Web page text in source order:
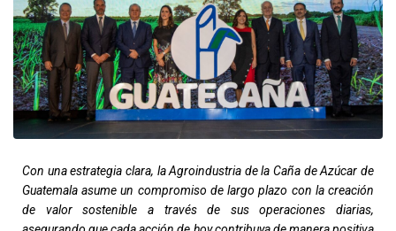
Con una estrategia clara, la Agroindustria de la Caña de Azúcar de
Guatemala asume un compromiso de largo plazo con la creación
de valor sostenible a través de sus operaciones diarias,